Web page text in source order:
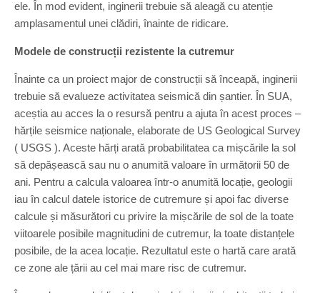
ele. În mod evident, inginerii trebuie să aleagă cu atenție
amplasamentul unei clădiri, înainte de ridicare.
Modele de construcții rezistente la cutremur
Înainte ca un proiect major de construcții să înceapă, inginerii
trebuie să evalueze activitatea seismică din șantier. În SUA,
aceștia au acces la o resursă pentru a ajuta în acest proces –
hărțile seismice naționale, elaborate de US Geological Survey
( USGS ). Aceste hărți arată probabilitatea ca mișcările la sol
să depășească sau nu o anumită valoare în următorii 50 de
ani. Pentru a calcula valoarea într-o anumită locație, geologii
iau în calcul datele istorice de cutremure și apoi fac diverse
calcule și măsurători cu privire la mișcările de sol de la toate
viitoarele posibile magnitudini de cutremur, la toate distanțele
posibile, de la acea locație. Rezultatul este o hartă care arată
ce zone ale țării au cel mai mare risc de cutremur.